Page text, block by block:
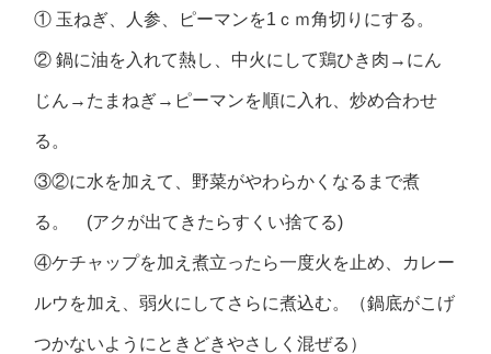
① 玉ねぎ、人参、ピーマンを1ｃｍ角切りにする。
② 鍋に油を入れて熱し、中火にして鶏ひき肉→にん
じん→たまねぎ→ピーマンを順に入れ、炒め合わせ
る。
③②に水を加えて、野菜がやわらかくなるまで煮
る。 (アクが出てきたらすくい捨てる)
④ケチャップを加え煮立ったら一度火を止め、カレー
ルウを加え、弱火にしてさらに煮込む。（鍋底がこげ
つかないようにときどきやさしく混ぜる）